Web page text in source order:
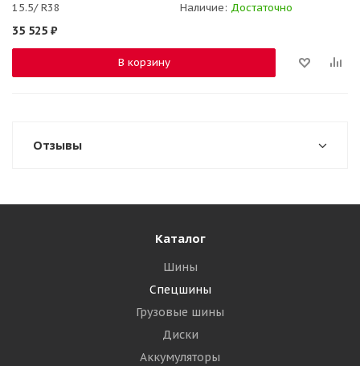
15.5/ R38 Наличие: Достаточно
35 525 ₽
В корзину
Отзывы
Каталог
Шины
Спецшины
Грузовые шины
Диски
Аккумуляторы